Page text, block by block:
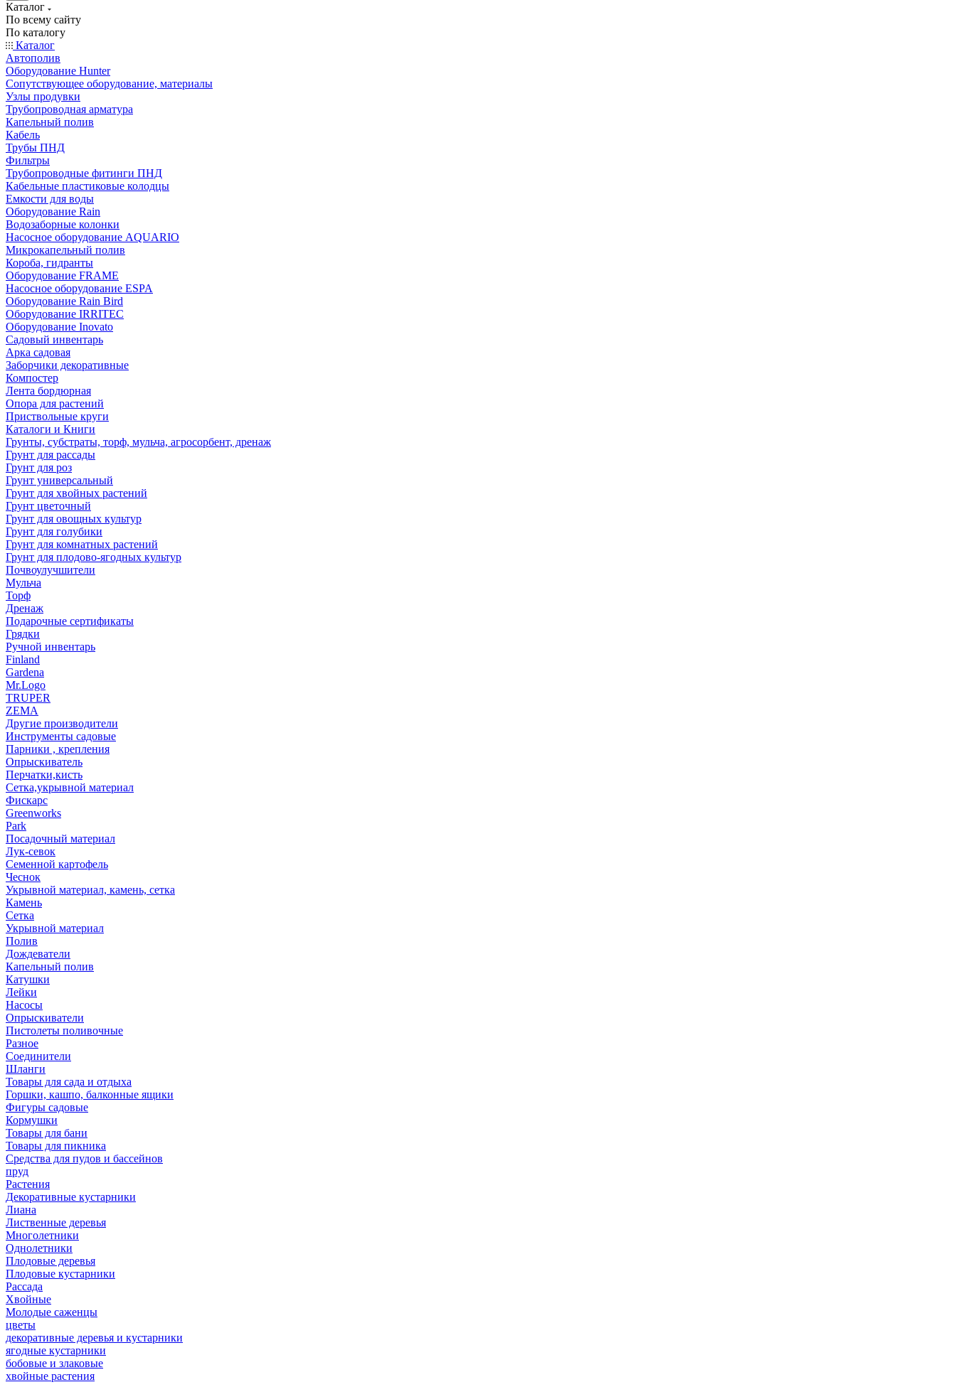
Каталог
По всему сайту
По каталогу
Каталог
Автополив
Оборудование Hunter
Сопутствующее оборудование, материалы
Узлы продувки
Трубопроводная арматура
Капельный полив
Кабель
Трубы ПНД
Фильтры
Трубопроводные фитинги ПНД
Кабельные пластиковые колодцы
Емкости для воды
Оборудование Rain
Водозаборные колонки
Насосное оборудование AQUARIO
Микрокапельный полив
Короба, гидранты
Оборудование FRAME
Насосное оборудование ESPA
Оборудование Rain Bird
Оборудование IRRITEC
Оборудование Inovato
Садовый инвентарь
Арка садовая
Заборчики декоративные
Компостер
Лента бордюрная
Опора для растений
Приствольные круги
Каталоги и Книги
Грунты, субстраты, торф, мульча, агросорбент, дренаж
Грунт для рассады
Грунт для роз
Грунт универсальный
Грунт для хвойных растений
Грунт цветочный
Грунт для овощных культур
Грунт для голубики
Грунт для комнатных растений
Грунт для плодово-ягодных культур
Почвоулучшители
Мульча
Торф
Дренаж
Подарочные сертификаты
Грядки
Ручной инвентарь
Finland
Gardena
Mr.Logo
TRUPER
ZEMA
Другие производители
Инструменты садовые
Парники , крепления
Опрыскиватель
Перчатки,кисть
Сетка,укрывной материал
Фискарс
Greenworks
Park
Посадочный материал
Лук-севок
Семенной картофель
Чеснок
Укрывной материал, камень, сетка
Камень
Сетка
Укрывной материал
Полив
Дождеватели
Капельный полив
Катушки
Лейки
Насосы
Опрыскиватели
Пистолеты поливочные
Разное
Соединители
Шланги
Товары для сада и отдыха
Горшки, кашпо, балконные ящики
Фигуры садовые
Кормушки
Товары для бани
Товары для пикника
Средства для пудов и бассейнов
пруд
Растения
Декоративные кустарники
Лиана
Лиственные деревья
Многолетники
Однолетники
Плодовые деревья
Плодовые кустарники
Рассада
Хвойные
Молодые саженцы
цветы
декоративные деревья и кустарники
ягодные кустарники
бобовые и злаковые
хвойные растения